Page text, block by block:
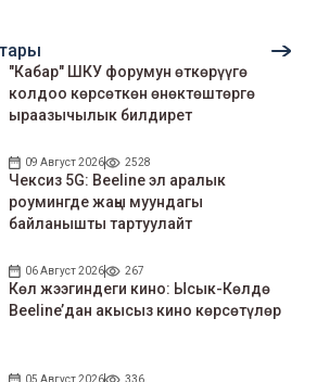
"Кабар" ШКУ форумун өткөрүүгө
колдоо көрсөткөн өнөктөштөргө
ыраазычылык билдирет
09 Август 2026 2528
Чексиз 5G: Beeline эл аралык
роумингде жаңы муундагы
байланышты тартуулайт
06 Август 2026 267
Көл жээгиндеги кино: Ысык-Көлдө
Beeline’дан акысыз кино көрсөтүлөр
05 Август 2026 336